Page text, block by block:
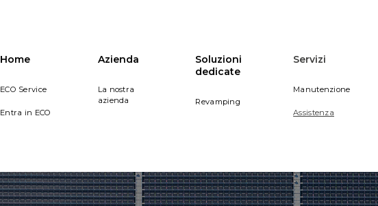
Home
ECO Service
Entra in ECO
Azienda
La nostra
azienda
Soluzioni
dedicate
Revamping
Servizi
Manutenzione
Assistenza